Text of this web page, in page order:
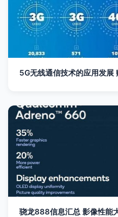
5G无线通信技术的应用发展
骁龙888信息汇总 影像性能